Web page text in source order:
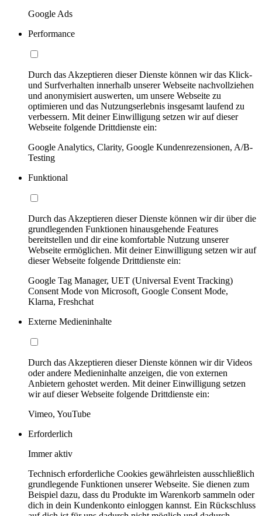
Google Ads
Performance
Durch das Akzeptieren dieser Dienste können wir das Klick-
und Surfverhalten innerhalb unserer Webseite nachvollziehen
und anonymisiert auswerten, um unsere Webseite zu
optimieren und das Nutzungserlebnis insgesamt laufend zu
verbessern. Mit deiner Einwilligung setzen wir auf dieser
Webseite folgende Drittdienste ein:
Google Analytics, Clarity, Google Kundenrezensionen, A/B-
Testing
Funktional
Durch das Akzeptieren dieser Dienste können wir dir über die
grundlegenden Funktionen hinausgehende Features
bereitstellen und dir eine komfortable Nutzung unserer
Webseite ermöglichen. Mit deiner Einwilligung setzen wir auf
dieser Webseite folgende Drittdienste ein:
Google Tag Manager, UET (Universal Event Tracking)
Consent Mode von Microsoft, Google Consent Mode,
Klarna, Freshchat
Externe Medieninhalte
Durch das Akzeptieren dieser Dienste können wir dir Videos
oder andere Medieninhalte anzeigen, die von externen
Anbietern gehostet werden. Mit deiner Einwilligung setzen
wir auf dieser Webseite folgende Drittdienste ein:
Vimeo, YouTube
Erforderlich
Immer aktiv
Technisch erforderliche Cookies gewährleisten ausschließlich
grundlegende Funktionen unserer Webseite. Sie dienen zum
Beispiel dazu, dass du Produkte im Warenkorb sammeln oder
dich in dein Kundenkonto einloggen kannst. Ein Rückschluss